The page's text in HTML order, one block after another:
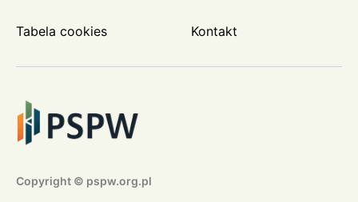
Tabela cookies Kontakt
Copyright © pspw.org.pl